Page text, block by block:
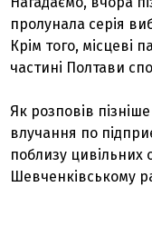
пролунала серія
Крім того, місцеві
частині Полтави
Як розповів
влучання по
поблизу цивільних
Шевченківському